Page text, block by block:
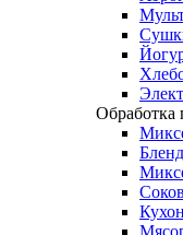
Обработка